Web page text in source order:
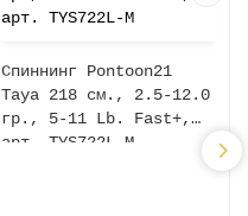
Спиннинг Pontoon21
Taya 218 см., 2.5-12.0
гр., 5-11 Lb. Fast+,
арт. TYS722L-M